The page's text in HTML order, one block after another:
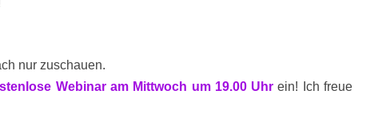
nur zuschauen.
Webinar am Mittwoch um 19.00 Uhr ein! Ich freue